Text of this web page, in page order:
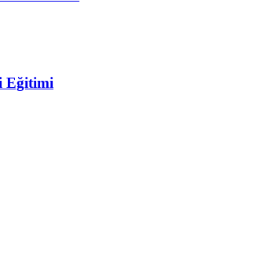
Eğitimi